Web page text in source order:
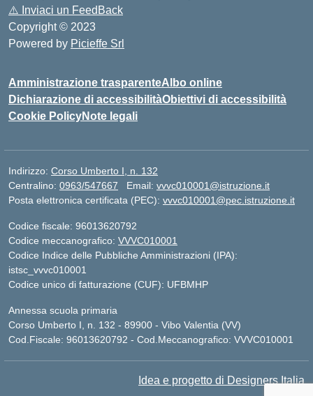
⚠️ Inviaci un FeedBack
Copyright © 2023
Powered by Picieffe Srl
Amministrazione trasparenteAlbo online
Dichiarazione di accessibilitàObiettivi di accessibilità
Cookie PolicyNote legali
Indirizzo: Corso Umberto I, n. 132
Centralino: 0963/547667 Email: vvvc010001@istruzione.it
Posta elettronica certificata (PEC): vvvc010001@pec.istruzione.it
Codice fiscale: 96013620792
Codice meccanografico: VVVC010001
Codice Indice delle Pubbliche Amministrazioni (IPA):
istsc_vvvc010001
Codice unico di fatturazione (CUF): UFBMHP
Annessa scuola primaria
Corso Umberto I, n. 132 - 89900 - Vibo Valentia (VV)
Cod.Fiscale: 96013620792 - Cod.Meccanografico: VVVC010001
Idea e progetto di Designers Italia